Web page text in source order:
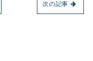
次の記事